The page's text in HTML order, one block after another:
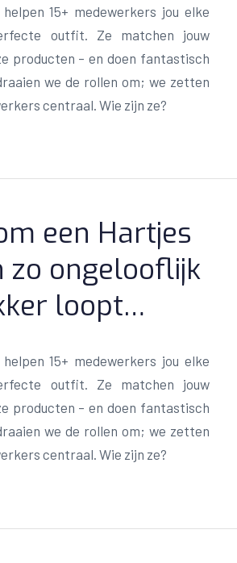
15+ medewerkers jou elke
outfit. Ze matchen jouw
producten – en doen fantastisch
we de rollen om; we zetten
centraal. Wie zijn ze?
een Hartjes
zo ongelooflijk
loopt…
15+ medewerkers jou elke
outfit. Ze matchen jouw
producten – en doen fantastisch
we de rollen om; we zetten
centraal. Wie zijn ze?